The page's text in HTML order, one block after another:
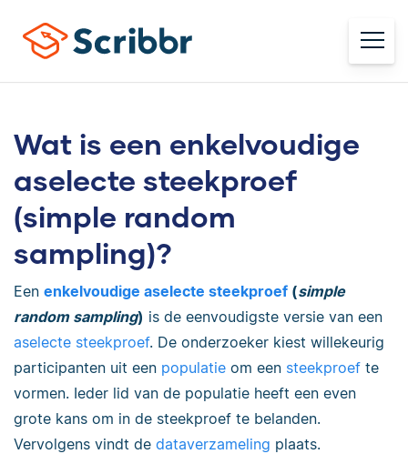
Wat is een enkelvoudige
aselecte steekproef
(simple random
sampling)?
Een enkelvoudige aselecte steekproef (simple
random sampling) is de eenvoudigste versie van een
aselecte steekproef. De onderzoeker kiest willekeurig
participanten uit een populatie om een steekproef te
vormen. Ieder lid van de populatie heeft een even
grote kans om in de steekproef te belanden.
Vervolgens vindt de dataverzameling plaats.